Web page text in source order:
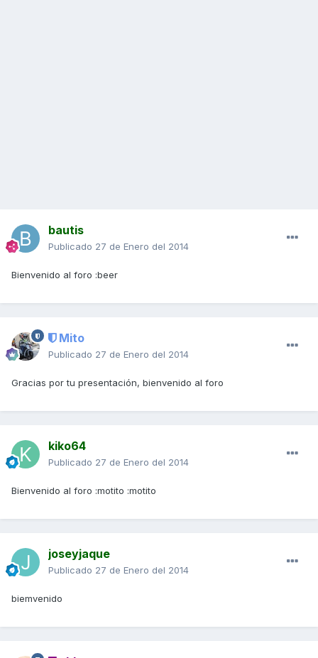
bautis
Publicado 27 de Enero del 2014
Bienvenido al foro :beer
Mito
Publicado 27 de Enero del 2014
Gracias por tu presentación, bienvenido al foro
kiko64
Publicado 27 de Enero del 2014
Bienvenido al foro :motito :motito
joseyjaque
Publicado 27 de Enero del 2014
biemvenido